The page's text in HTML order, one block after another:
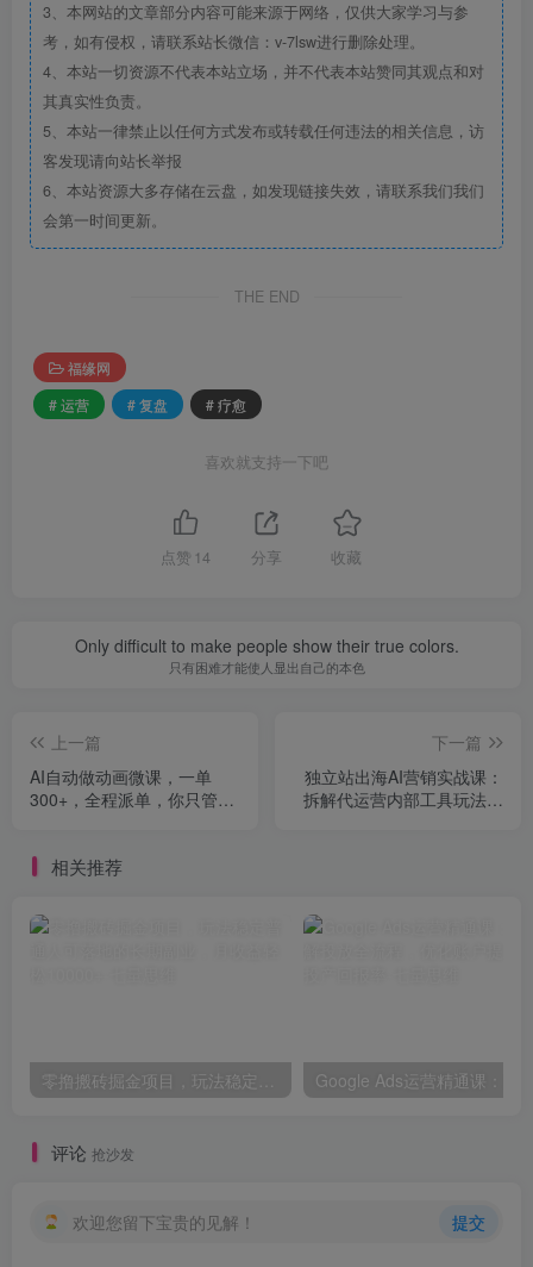
3、本网站的文章部分内容可能来源于网络，仅供大家学习与参
考，如有侵权，请联系站长微信：v-7lsw进行删除处理。
4、本站一切资源不代表本站立场，并不代表本站赞同其观点和对
其真实性负责。
5、本站一律禁止以任何方式发布或转载任何违法的相关信息，访
客发现请向站长举报
6、本站资源大多存储在云盘，如发现链接失效，请联系我们我们
会第一时间更新。
THE END
福缘网
# 运营
# 复盘 # 疗愈
喜欢就支持一下吧
点赞 14 分享 收藏
Only difficult to make people show their true colors.
只有困难才能使人显出自己的本色
上一篇
AI自动做动画微课，一单
300+，全程派单，你只管执
下一篇
独立站出海AI营销实战课：
拆解代运营内部工具玩法，
相关推荐
评论 抢沙发
欢迎您留下宝贵的见解！ 提交